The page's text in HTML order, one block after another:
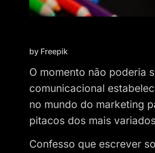
by Freepik
O momento não poderia
comunicacional
no mundo do marketing
pitacos dos mais
Confesso que escrever